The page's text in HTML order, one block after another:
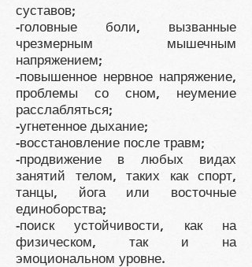
суставов;
-головные боли, вызванные
чрезмерным мышечным
напряжением;
-повышенное нервное напряжение,
проблемы со сном, неумение
расслабляться;
-угнетенное дыхание;
-восстановление после травм;
-продвижение в любых видах
занятий телом, таких как спорт,
танцы, йога или восточные
единоборства;
-поиск устойчивости, как на
физическом, так и на
эмоциональном уровне.